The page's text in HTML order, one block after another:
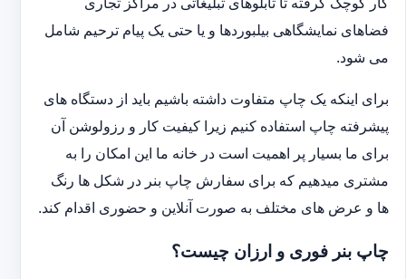
کار کوچک گرفته تا تابلوهای تبلیغاتی در مراکز تجاری
فضاهای نمایشگاهی بیلبوردها و یا حتی یک پیام ترحیم شامل
می شود.
برای اینکه یک چاپ متفاوت داشته باشیم باید از دستگاه های
پیشرفته چاپ استفاده کنیم زیرا کیفیت کار و رزولوشن آن
برای ما بسیار پر اهمیت است در خانه ما این امکان را به
مشتری میدهیم که برای سفارش چاپ بنر در شکل ها رنگ
ها و عرض های مختلف به صورت آنلاین و حضوری اقدام کند.
چاپ بنر فوری و ارزان چیست؟